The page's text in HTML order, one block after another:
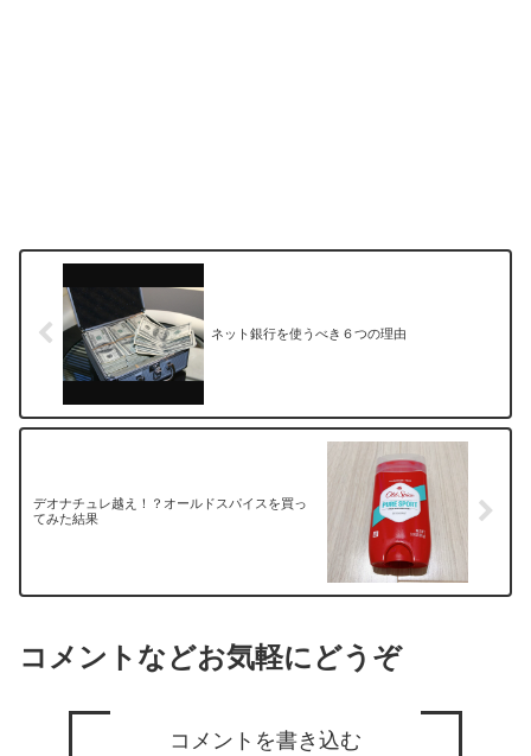
ネット銀行を使うべき６つの理由
デオナチュレ越え！？オールドスパイスを買っ
てみた結果
コメントなどお気軽にどうぞ
コメントを書き込む